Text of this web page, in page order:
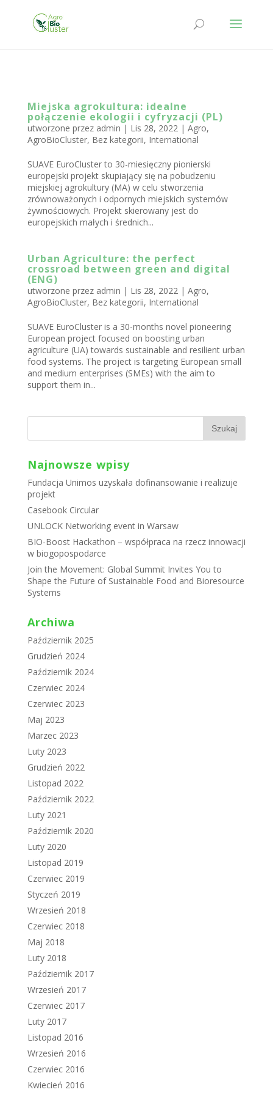
Miejska agrokultura: idealne
połączenie ekologii i cyfryzacji (PL)
utworzone przez admin | Lis 28, 2022| Agro,
AgroBioCluster, Bez kategorii, International
SUAVE EuroCluster to 30-miesięczny pionierski
europejski projekt skupiający się na pobudzeniu
miejskiej agrokultury (MA) w celu stworzenia
zrównoważonych i odpornych miejskich systemów
żywnościowych. Projekt skierowany jest do
europejskich małych i średnich...
Urban Agriculture: the perfect
crossroad between green and digital
(ENG)
utworzone przez admin | Lis 28, 2022| Agro,
AgroBioCluster, Bez kategorii, International
SUAVE EuroCluster is a 30-months novel pioneering
European project focused on boosting urban
agriculture (UA) towards sustainable and resilient urban
food systems. The project is targeting European small
and medium enterprises (SMEs) with the aim to
support them in...
Najnowsze wpisy
Fundacja Unimos uzyskała dofinansowanie i realizuje
projekt
Casebook Circular
UNLOCK Networking event in Warsaw
BIO-Boost Hackathon – współpraca na rzecz innowacji
w biogopospodarce
Join the Movement: Global Summit Invites You to
Shape the Future of Sustainable Food and Bioresource
Systems
Archiwa
Październik 2025
Grudzień 2024
Październik 2024
Czerwiec 2024
Czerwiec 2023
Maj 2023
Marzec 2023
Luty 2023
Grudzień 2022
Listopad 2022
Październik 2022
Luty 2021
Październik 2020
Luty 2020
Listopad 2019
Czerwiec 2019
Styczeń 2019
Wrzesień 2018
Czerwiec 2018
Maj 2018
Luty 2018
Październik 2017
Wrzesień 2017
Czerwiec 2017
Luty 2017
Listopad 2016
Wrzesień 2016
Czerwiec 2016
Kwiecień 2016